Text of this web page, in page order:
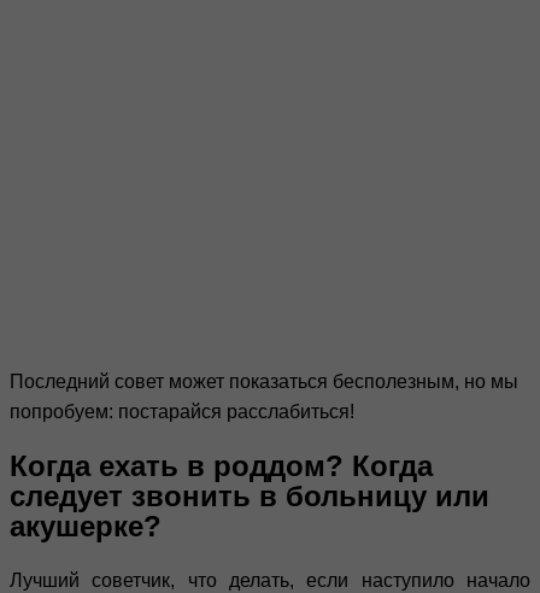
Последний совет может показаться бесполезным, но мы
попробуем: постарайся расслабиться!
Когда ехать в роддом? Когда
следует звонить в больницу или
акушерке?
Лучший советчик, что делать, если наступило начало